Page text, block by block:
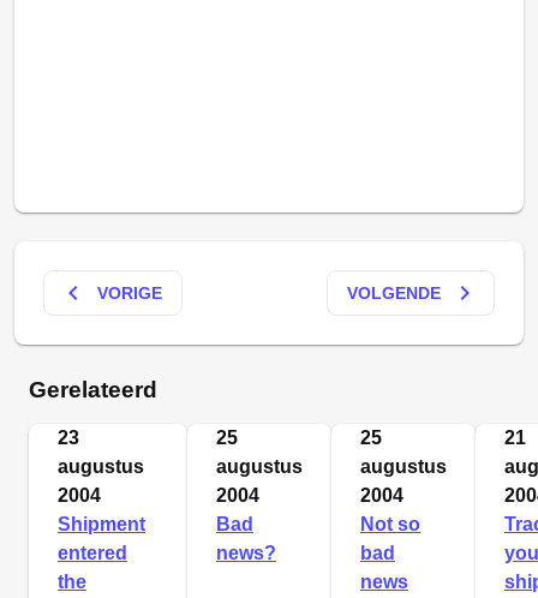
keyboard_arrow_left VORIGE VOLGENDE keyboard_arrow_right
Gerelateerd
23
augustus
2004
Shipment
entered
the
25
augustus
2004
Bad
news?
25
augustus
2004
Not so
bad
news
21